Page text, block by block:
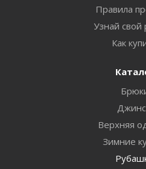
Правила
Узнай свой
Как
Верхняя
Зимние